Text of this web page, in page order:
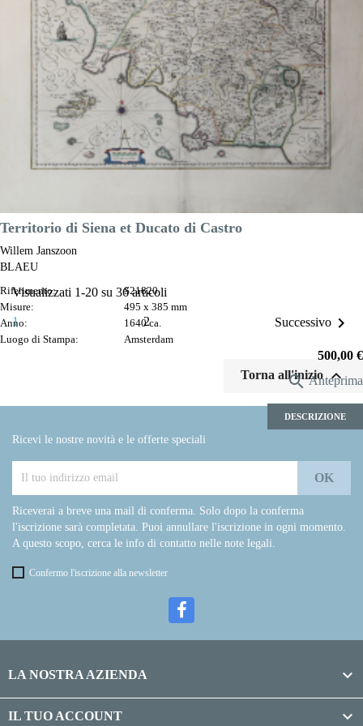
Anteprima
DESCRIZIONE
Territorio di Siena et Ducato di Castro
Willem Janszoon
BLAEU
Riferimento:
S21820
Misure:
495 x 385 mm
Anno:
1640 ca.
Luogo di Stampa:
Amsterdam
Prezzo
500,00 €
Anteprima
DESCRIZIONE
Visualizzati 1-20 su 36 articoli
1 2 Successivo 
Torna all'inizio
Ricevi le nostre novità e le offerte speciali
Riceverai a breve una mail di conferma. Solo dopo la conferma
l'iscrizione sarà completata. Puoi annullare l'iscrizione in ogni momento.
A questo scopo, cerca le info di contatto nelle note legali.
Confermo l'iscrizione alla newsletter
LA NOSTRA AZIENDA 
IL TUO ACCOUNT 